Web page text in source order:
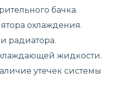
бачка.
охлаждения.
радиатора.
жидкости.
утечек системы